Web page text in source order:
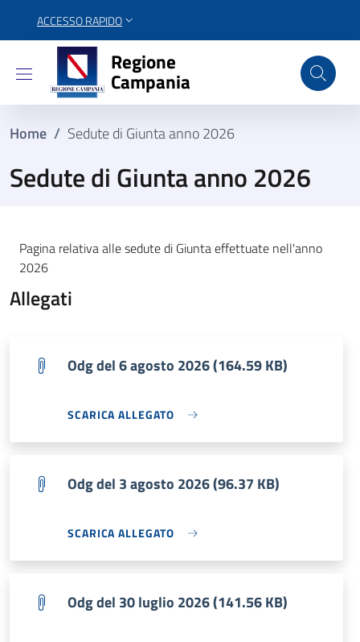
ACCESSO RAPIDO
Regione Campania
Regione
Campania
Home / Sedute di Giunta anno 2026
Sedute di Giunta anno 2026
Pagina relativa alle sedute di Giunta effettuate nell'anno
2026
Allegati
Odg del 6 agosto 2026 (164.59 KB)
SCARICA ALLEGATO
Odg del 3 agosto 2026 (96.37 KB)
SCARICA ALLEGATO
Odg del 30 luglio 2026 (141.56 KB)